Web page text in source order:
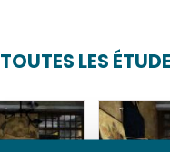
TOUTES LES